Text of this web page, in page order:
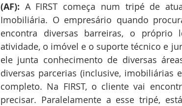
(AF): A FIRST começa num tripé de
Imobiliária. O empresário quando
encontra diversas barreiras, o
atividade, o imóvel e o suporte técnico e
ele junta conhecimento de diversas
diversas parcerias (inclusive, imobiliárias
completo. Na FIRST, o cliente vai
precisar. Paralelamente a esse tripé,